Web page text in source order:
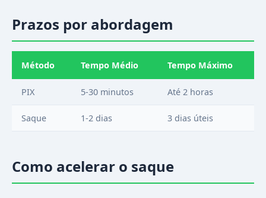
Prazos por abordagem
Método Tempo Médio Tempo Máximo
PIX 5-30 minutos Até 2 horas
Saque 1-2 dias 3 dias úteis
Como acelerar o saque